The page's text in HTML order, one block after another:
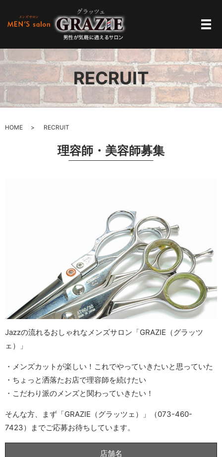
メ
RECRUIT
HOME RECRUIT
理容師・美容師募集
Jazzの流れるおしゃれなメンズサロン「GRAZIE（グラッツ
ェ）」
・メンズカットが楽しい！これでやっていきたいと思っていた
・ちょっと洒落たお店で理容師を続けたい
・こだわり派のメンズと関わっていきたい！
そんな方、まず「GRAZIE（グラッツェ）」（073-460-
7423）までご応募お待ちしています。
店舗名